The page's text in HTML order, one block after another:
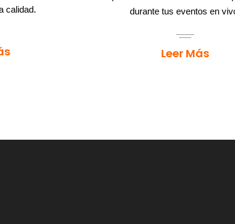
calidad.
durante tus eventos en
Leer Más